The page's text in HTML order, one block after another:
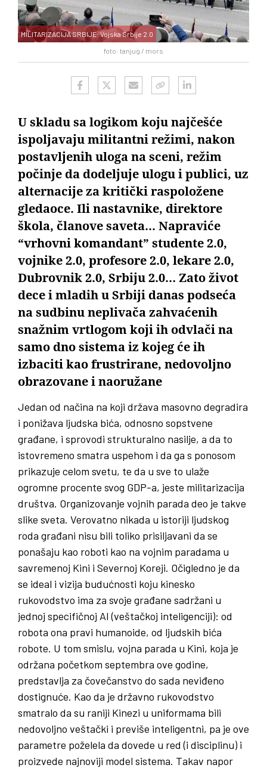
foto: tanjug / mors
MILITARIZACIJA SRBIJE: Vojska Srbije 2.0
U skladu sa logikom koju najčešće
ispoljavaju militantni režimi, nakon
postavljenih uloga na sceni, režim
počinje da dodeljuje ulogu i publici, uz
alternacije za kritički raspoložene
gledaoce. Ili nastavnike, direktore
škola, članove saveta... Napraviće
“vrhovni komandant” studente 2.0,
vojnike 2.0, profesore 2.0, lekare 2.0,
Dubrovnik 2.0, Srbiju 2.0… Zato život
dece i mladih u Srbiji danas podseća
na sudbinu neplivača zahvaćenih
snažnim vrtlogom koji ih odvlači na
samo dno sistema iz kojeg će ih
izbaciti kao frustrirane, nedovoljno
obrazovane i naoružane
Jedan od načina na koji država masovno degradira
i ponižava ljudska bića, odnosno sopstvene
građane, i sprovodi strukturalno nasilje, a da to
istovremeno smatra uspehom i da ga s ponosom
prikazuje celom svetu, te da u sve to ulaže
ogromne procente svog GDP-a, jeste militarizacija
društva. Organizovanje vojnih parada deo je takve
slike sveta. Verovatno nikada u istoriji ljudskog
roda građani nisu bili toliko prisiljavani da se
ponašaju kao roboti kao na vojnim paradama u
savremenoj Kini i Severnoj Koreji. Očigledno je da
se ideal i vizija budućnosti koju kinesko
rukovodstvo ima za svoje građane sadržani u
jednoj specifičnoj AI (veštačkoj inteligenciji): od
robota ona pravi humanoide, od ljudskih bića
robote. U tom smislu, vojna parada u Kini, koja je
održana početkom septembra ove godine,
predstavlja za čovečanstvo do sada neviđeno
dostignuće. Kao da je državno rukovodstvo
smatralo da su raniji Kinezi u uniformama bili
nedovoljno veštački i previše inteligentni, pa je ove
parametre poželela da dovede u red (i disciplinu) i
proizvede najnoviji model sistema. Takav napor